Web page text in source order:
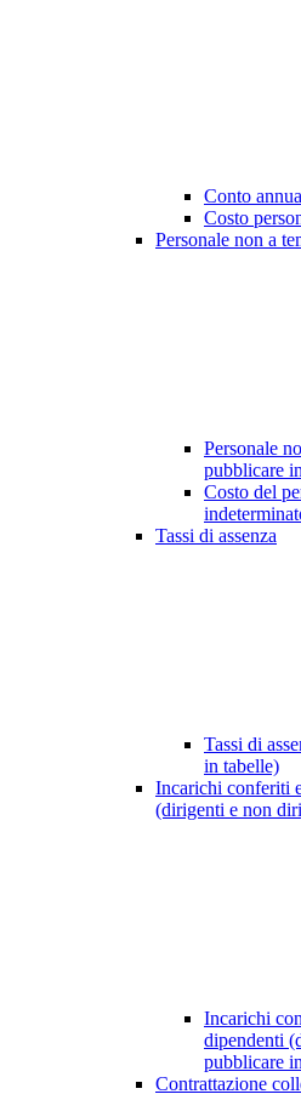
Conto
Costo
Personale non a
Personale
pubblicare
Costo del
Tassi di assenza
Tassi di
in tabelle)
Incarichi conferiti
(dirigenti e non
Incarichi
dipendenti
pubblicare
Contrattazione